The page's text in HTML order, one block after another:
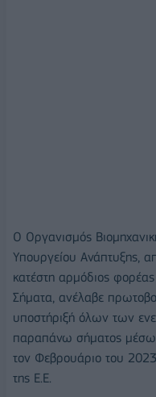
O Oργανισμός
Υπουργείου Ανάπτυξης,
κατέστη αρμόδιος
Σήματα, ανέλαβε
υποστήριξή όλων των
παραπάνω σήματος μέσω
τον Φεβρουάριο του
της Ε.Ε.